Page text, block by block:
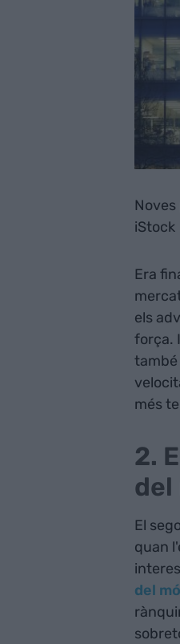
iStock
Era
els
força.
també
més
2.
del
El
quan
del